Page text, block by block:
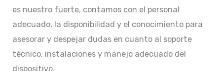
es nuestro fuerte, contamos con el personal
adecuado, la disponibilidad y el conocimiento para
asesorar y despejar dudas en cuanto al soporte
técnico, instalaciones y manejo adecuado del
dispositivo.